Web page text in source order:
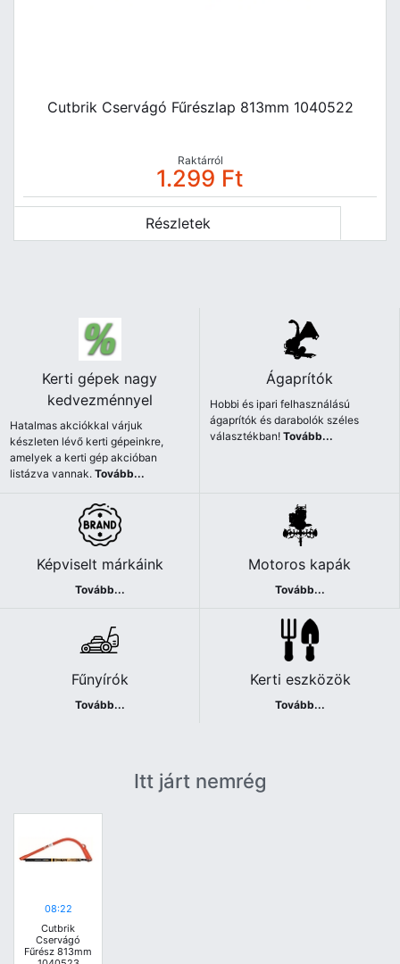
Cutbrik Cservágó Fűrészlap 813mm 1040522
Raktárról
1.299 Ft
Részletek
Kerti gépek nagy
kedvezménnyel
Hatalmas akciókkal várjuk
készleten lévő kerti gépeinkre,
amelyek a kerti gép akcióban
listázva vannak.Tovább...
Ágaprítók
Hobbi és ipari felhasználású
ágaprítók és darabolók széles
választékban!Tovább...
Képviselt márkáink
Tovább...
Motoros kapák
Tovább...
Fűnyírók
Tovább...
Kerti eszközök
Tovább...
Itt járt nemrég
08:22
Cutbrik
Cservágó
Fűrész 813mm